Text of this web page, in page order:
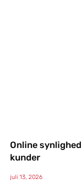
Online
kunder
juli 13, 2026